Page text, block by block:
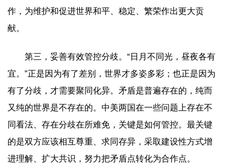
作，为维护和促进世界和平、稳定、繁荣作出更大贡
献。
第三，妥善有效管控分歧。“日月不同光，昼夜各有
宜。”正是因为有了差别，世界才多姿多彩；也正是因为
有了分歧，才需要聚同化异。矛盾是普遍存在的，纯而
又纯的世界是不存在的。中美两国在一些问题上存在不
同看法、存在分歧在所难免，关键是如何管控。最关键
的是双方应该相互尊重、求同存异，采取建设性方式增
进理解、扩大共识，努力把矛盾点转化为合作点。